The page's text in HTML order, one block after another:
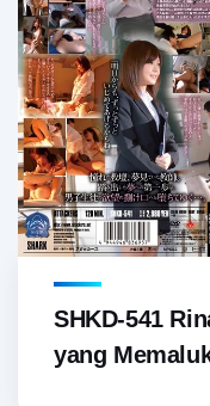
SHKD-541
yang